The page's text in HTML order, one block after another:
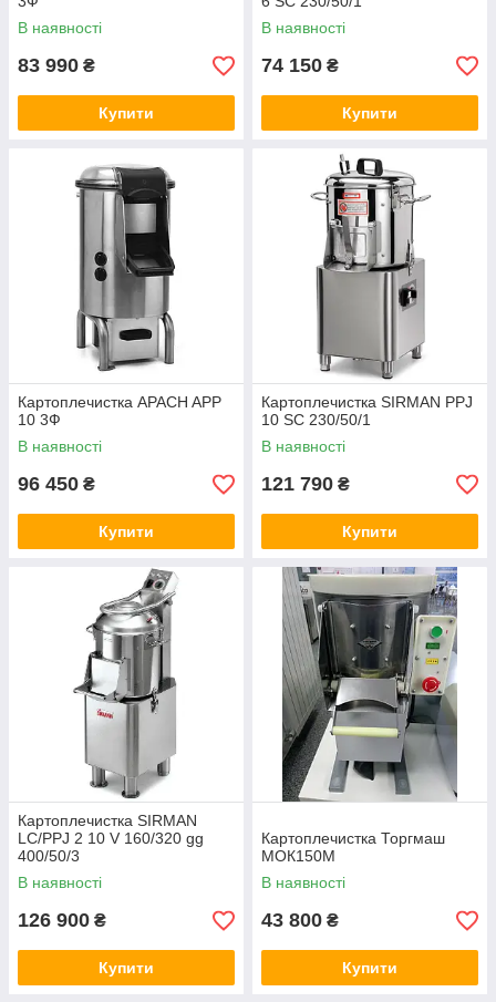
В наявності
83 990 ₴
Купити
В наявності
74 150 ₴
Купити
Картоплечистка APACH APP
10 3Ф
В наявності
96 450 ₴
Купити
Картоплечистка SIRMAN PPJ
10 SC 230/50/1
В наявності
121 790 ₴
Купити
Картоплечистка SIRMAN
LC/PPJ 2 10 V 160/320 gg
400/50/3
В наявності
126 900 ₴
Купити
Картоплечистка Торгмаш
МОК150М
В наявності
43 800 ₴
Купити